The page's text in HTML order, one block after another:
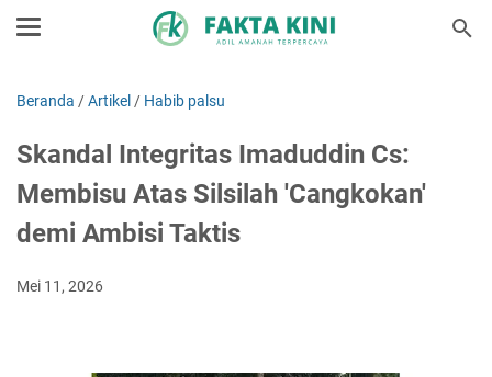
Beranda /Artikel / Habib palsu
Skandal Integritas Imaduddin Cs:
Membisu Atas Silsilah 'Cangkokan'
demi Ambisi Taktis
Mei 11, 2026